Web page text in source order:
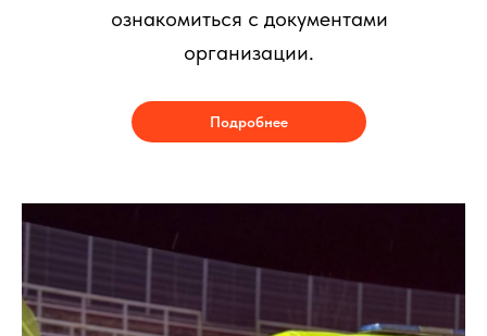
ознакомиться с документами
организации.
Подробнее